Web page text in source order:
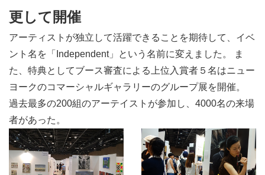
更して開催
アーティストが独立して活躍できることを期待して、イベ
ント名を「Independent」という名前に変えました。 ま
た、特典としてブース審査による上位入賞者５名はニュー
ヨークのコマーシャルギャラリーのグループ展を開催。
過去最多の200組のアーテイストが参加し、4000名の来場
者があった。